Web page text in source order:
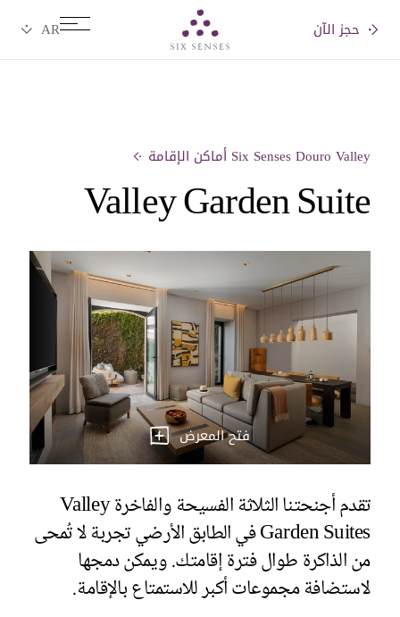
حجز الآن
Six Senses Douro Valley أماكن الإقامة
Valley Garden Suite
فتح المعرض
تقدم أجنحتنا الثلاثة الفسيحة والفاخرة Valley
Garden Suites في الطابق الأرضي تجربة لا تُمحى
من الذاكرة طوال فترة إقامتك. ويمكن دمجها
لاستضافة مجموعات أكبر للاستمتاع بالإقامة.